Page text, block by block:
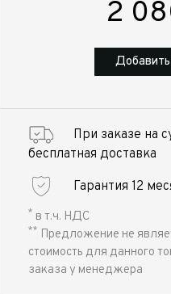
2
При заказе на
бесплатная доставка
Гарантия 12
* в т.ч. НДС
** Предложение не
стоимость для данного
заказа у менеджера